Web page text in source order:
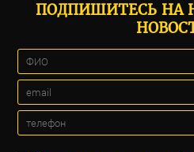
ПОДПИШИТЕСЬ НА